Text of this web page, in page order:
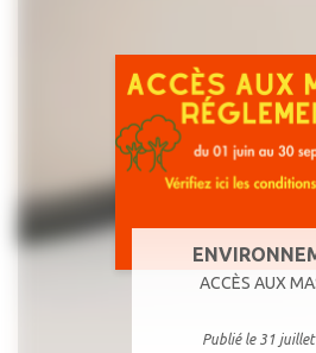
ACCÈS AUX
Publié le 31